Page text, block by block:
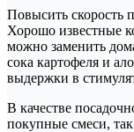
Повысить скорость
Хорошо известные
можно заменить
сока картофеля и
выдержки в
В качестве
покупные смеси,